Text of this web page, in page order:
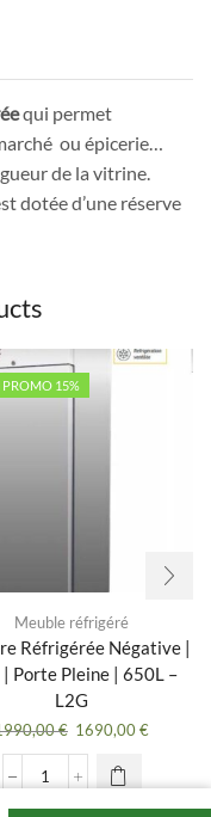
qui permet
ou épicerie…
de la vitrine.
dotée d’une réserve
PROMO 15%
Meuble réfrigéré
Réfrigérée Négative |
| Porte Pleine | 650L –
L2G
€ Le
prix
initial
1690,00€Le
quantité
de